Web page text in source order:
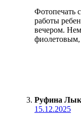
Фотопечать
работы
вечером.
фиолетовым,
Руфина
15.12.2025